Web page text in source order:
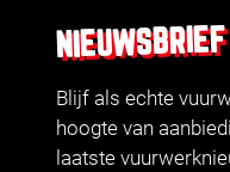
NIEUWSBRIEF
Blijf als echte
hoogte van
laatste